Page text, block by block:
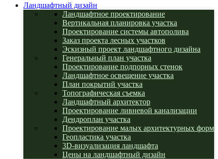
Ландшафтный дизайн
Ландшафтное проектирование
Вертикальная планировка участка
Проектирование системы автополива
Заказ проекта лесных участков
Эскизный проект ландшафтного дизайна
Генеральный план участка
Проектирование подпорных стенок
Ландшафтное освещение участка
План покрытий участка
Топографическая съемка
Ландшафтный архитектор
Проектирование ливневой канализации
Дендроплан участка
Проектирование малых архитектурных форм
Геопластика участка
3D-визуализация ландшафта
Цены на ландшафтный дизайн